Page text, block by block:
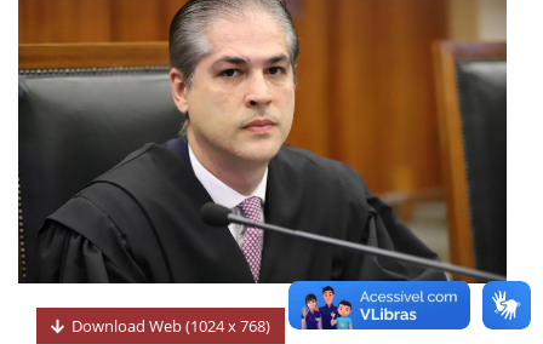
Download Web (1024 x 768)